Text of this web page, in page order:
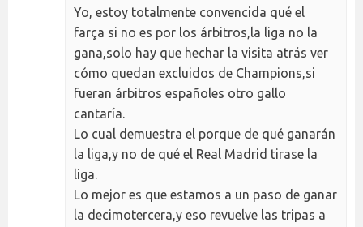
Yo, estoy totalmente convencida qué el
farça si no es por los árbitros,la liga no la
gana,solo hay que hechar la visita atrás ver
cómo quedan excluidos de Champions,si
fueran árbitros españoles otro gallo
cantaría.
Lo cual demuestra el porque de qué ganarán
la liga,y no de qué el Real Madrid tirase la
liga.
Lo mejor es que estamos a un paso de ganar
la decimotercera,y eso revuelve las tripas a